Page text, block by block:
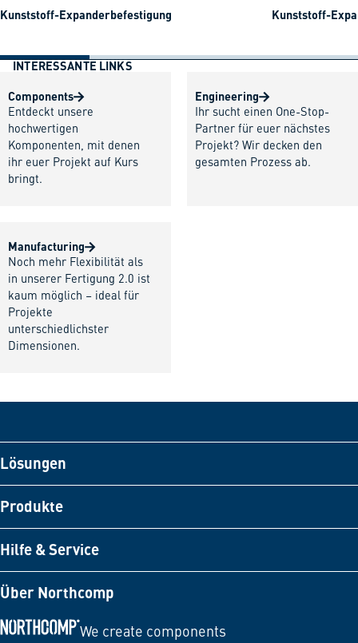
Kunststoff-Expanderbefestigung Kunststoff-
INTERESSANTE LINKS
Components
Entdeckt unsere
hochwertigen
Komponenten, mit denen
ihr euer Projekt auf Kurs
bringt.
Engineering
Ihr sucht einen One-Stop-
Partner für euer nächstes
Projekt? Wir decken den
gesamten Prozess ab.
Manufacturing
Noch mehr Flexibilität als
in unserer Fertigung 2.0 ist
kaum möglich – ideal für
Projekte
unterschiedlichster
Dimensionen.
Lösungen
Produkte
Hilfe & Service
Über Northcomp
We create components